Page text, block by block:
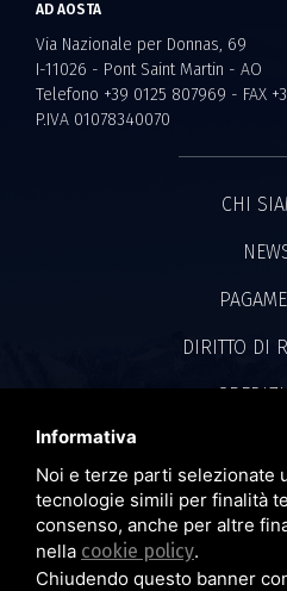
AD AOSTA
Via Nazionale per Donnas, 69
I-11026 - Pont Saint Martin - AO
Telefono +39 0125 807969 - FAX
P.IVA 01078340070
CHI
DIRITTO DI
PRIVACY
COOKIE
Informativa
Noi e terze parti selezionate
tecnologie simili per finalità
consenso, anche per altre
nella cookie policy.
Chiudendo questo banner